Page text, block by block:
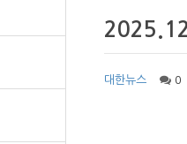
대한뉴스 0